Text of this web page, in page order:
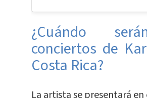
¿Cuándo
conciertos de
Costa Rica?
La artista se presentará